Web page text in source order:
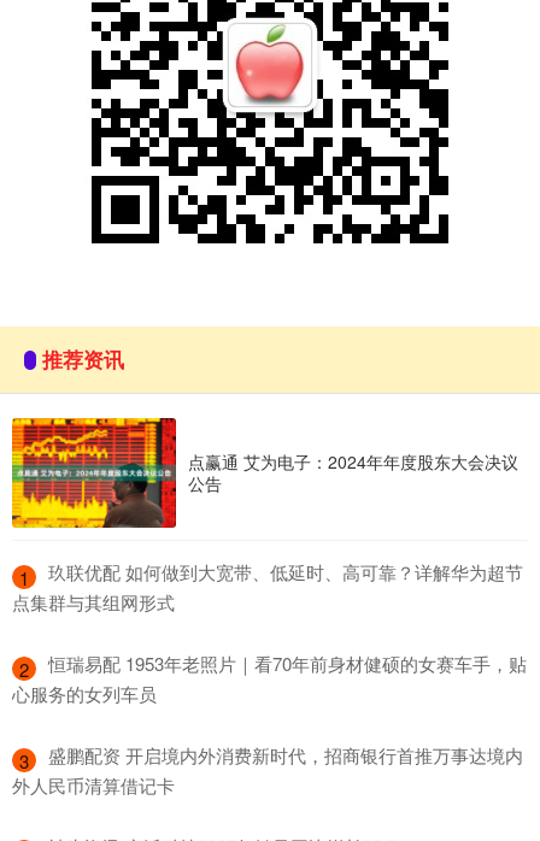
推荐资讯
点赢通 艾为电子：2024年年度股东大会决议
公告
1
​玖联优配 如何做到大宽带、低延时、高可靠？详解华为超节
点集群与其组网形式
2
​恒瑞易配 1953年老照片｜看70年前身材健硕的女赛车手，贴
心服务的女列车员
3
​盛鹏配资 开启境内外消费新时代，招商银行首推万事达境内
外人民币清算借记卡